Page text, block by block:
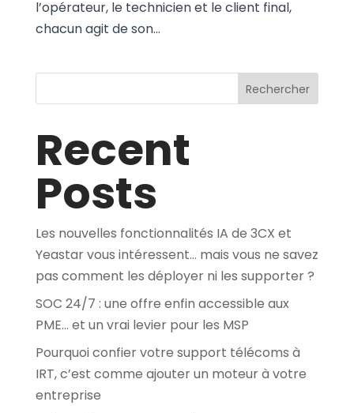
l’opérateur, le technicien et le client final,
chacun agit de son...
Rechercher
Recent
Posts
Les nouvelles fonctionnalités IA de 3CX et
Yeastar vous intéressent… mais vous ne savez
pas comment les déployer ni les supporter ?
SOC 24/7 : une offre enfin accessible aux
PME… et un vrai levier pour les MSP
Pourquoi confier votre support télécoms à
IRT, c’est comme ajouter un moteur à votre
entreprise